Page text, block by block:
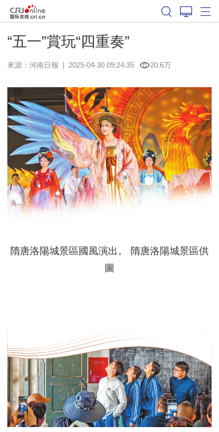
“五一”賞玩“四重奏”
來源： 河南日報 | 2025-04-30 09:24:35 20.6万
隋唐洛陽城景區國風演出。 隋唐洛陽城景區供
圖